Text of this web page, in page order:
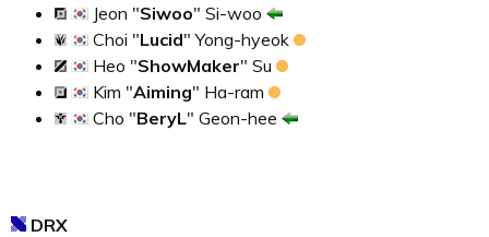
Jeon "Siwoo" Si-woo
Choi "Lucid" Yong-hyeok
Heo "ShowMaker" Su
Kim "Aiming" Ha-ram
Cho "BeryL" Geon-hee
DRX